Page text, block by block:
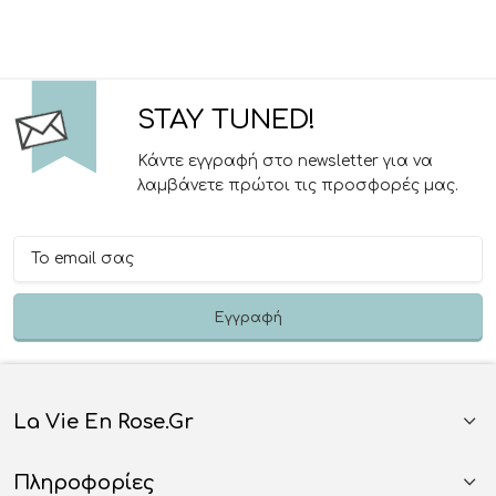
STAY TUNED!
Κάντε εγγραφή στο newsletter για να
λαμβάνετε πρώτοι τις προσφορές μας.
La Vie En Rose.gr
Πληροφορίες